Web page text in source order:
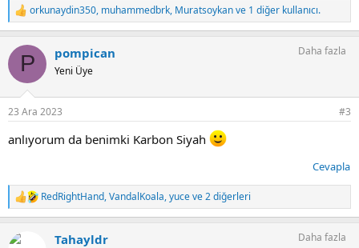
T
e
k
l
:
orkunaydin350, muhammedbrk, Muratsoykanve 1 diğer kullanıcı.
P pompican
Yeni Üye
Daha fazla
23 Ara 2023 #3
anlıyorum da benimki Karbon Siyah
Cevapla
T
e
k
RedRightHand,VandalKoala,yuceve 2 diğerleri
Tahayldr Daha fazla